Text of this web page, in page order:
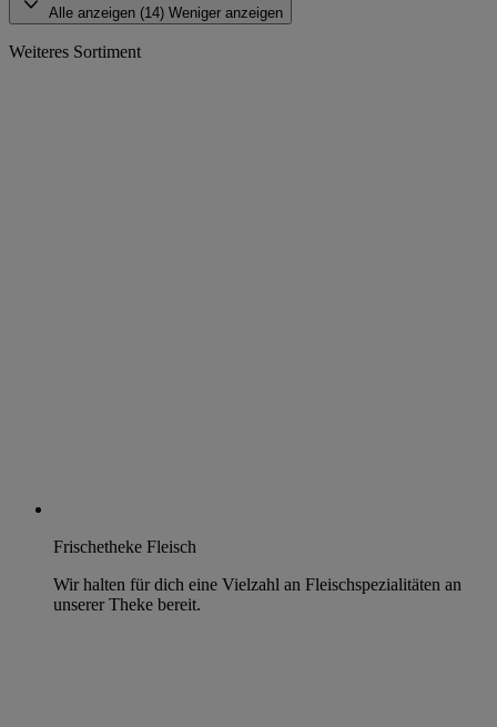
Alle anzeigen (14) Weniger anzeigen
Weiteres Sortiment
Frischetheke Fleisch
Wir halten für dich eine Vielzahl an Fleischspezialitäten an
unserer Theke bereit.